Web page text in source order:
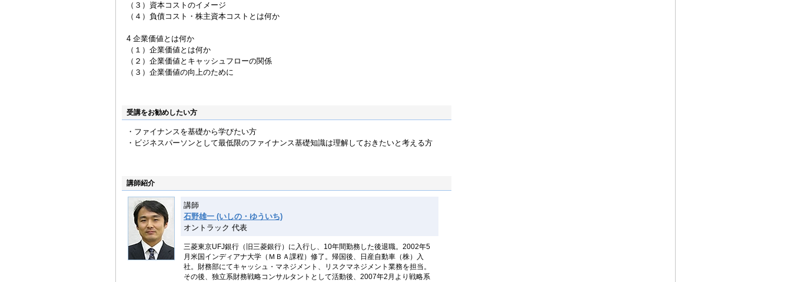
（３）資本コストのイメージ
（４）負債コスト・株主資本コストとは何か
4 企業価値とは何か
（１）企業価値とは何か
（２）企業価値とキャッシュフローの関係
（３）企業価値の向上のために
受講をお勧めしたい方
・ファイナンスを基礎から学びたい方
・ビジネスパーソンとして最低限のファイナンス基礎知識は理解しておきたいと考える方
講師紹介
講師
石野雄一 (いしの・ゆういち)
オントラック 代表
三菱東京UFJ銀行（旧三菱銀行）に入行し、10年間勤務した後退職。2002年5
月米国インディアナ大学（ＭＢＡ課程）修了。帰国後、日産自動車（株）入
社。財務部にてキャッシュ・マネジメント、リスクマネジメント業務を担当。
その後、独立系財務戦略コンサルタントとして活動後、2007年2月より戦略系